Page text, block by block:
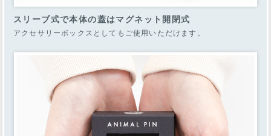
スリーブ式で本体の蓋はマグネット開閉式
アクセサリーボックスとしてもご使用いただけます。